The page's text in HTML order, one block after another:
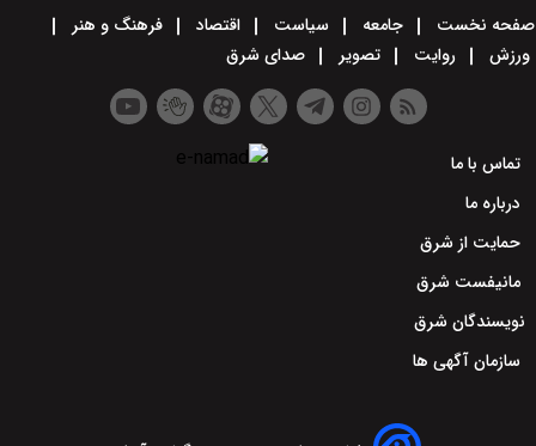
صفحه نخست جامعه سیاست اقتصاد
فرهنگ و هنر
ورزش
روایت تصویر صدای شرق
تماس با ما
درباره ما
حمایت از شرق
مانیفست شرق
نویسندگان شرق
سازمان آگهی ها